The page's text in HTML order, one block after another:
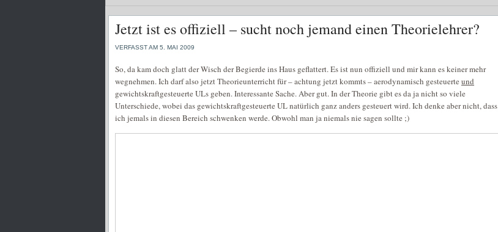
Jetzt ist es offiziell – sucht noch jemand einen Theorielehrer?
VERFASST AM 5. MAI 2009
So, da kam doch glatt der Wisch der Begierde ins Haus geflattert. Es ist nun offiziell und mir kann es keiner mehr
wegnehmen. Ich darf also jetzt Theorieunterricht für – achtung jetzt kommts – aerodynamisch gesteuerte und
gewichtskraftgesteuerte ULs geben. Interessante Sache. Aber gut. In der Theorie gibt es da ja nicht so viele
Unterschiede, wobei das gewichtskraftgesteuerte UL natürlich ganz anders gesteuert wird. Ich denke aber nicht, dass
ich jemals in diesen Bereich schwenken werde. Obwohl man ja niemals nie sagen sollte ;)